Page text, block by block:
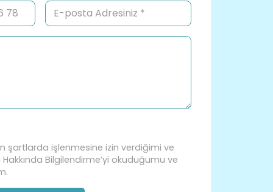
şartlarda işlenmesine izin verdiğimi ve
Hakkında Bilgilendirme’yi okuduğumu ve